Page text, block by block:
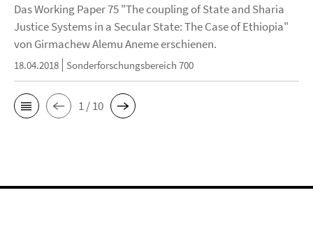
Das Working Paper 75 "The coupling of State and Sharia
Justice Systems in a Secular State: The Case of Ethiopia"
von Girmachew Alemu Aneme erschienen.
18.04.2018 Sonderforschungsbereich 700
1 / 10